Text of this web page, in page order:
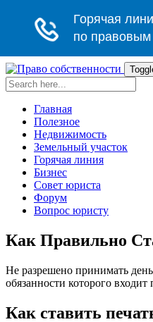
Главная
Полезное
Недвижимость
Земельный участок
Горячая линия
Бизнес
Совет юриста
Форум
Вопрос юристу
Как Правильно
Не разрешено принимать
обязанности которого
Как ставить